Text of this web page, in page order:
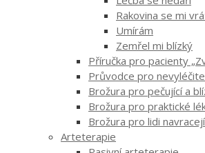
Rakovina se mi
Umírám
Zemřel mi blízký
Příručka pro pacienty
Průvodce pro
Brožura pro pečující a
Brožura pro praktické
Brožura pro lidi
Arteterapie